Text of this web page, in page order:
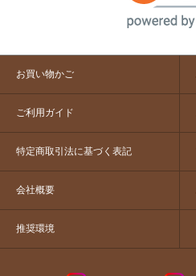
お買い物かご
ご利用ガイド
特定商取引法に基づく表記
会社概要
推奨環境